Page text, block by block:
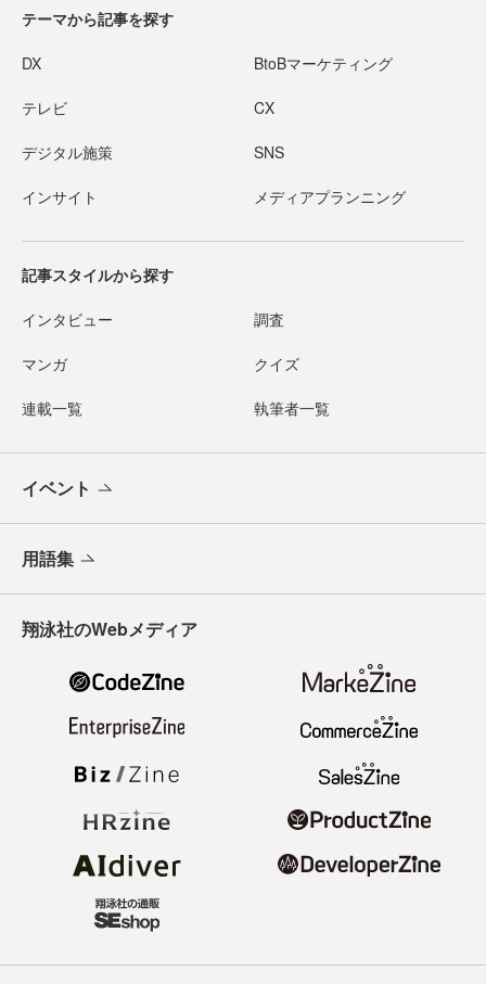
テーマから記事を探す
DX BtoBマーケティング
テレビ CX
デジタル施策 SNS
インサイト メディアプランニング
記事スタイルから探す
インタビュー 調査
マンガ クイズ
連載一覧 執筆者一覧
イベント
用語集
翔泳社のWebメディア